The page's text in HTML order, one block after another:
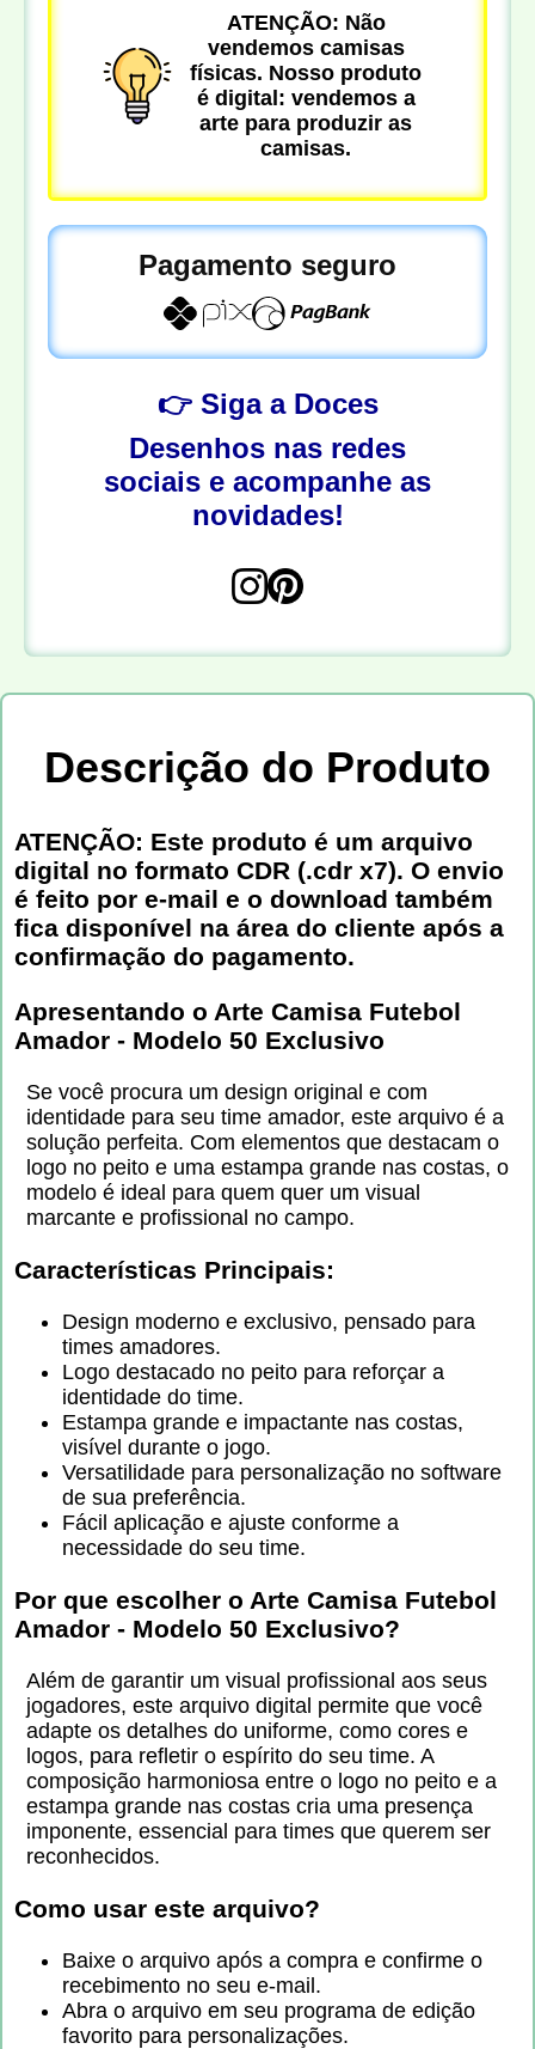
ATENÇÃO: Não
vendemos camisas
físicas. Nosso produto
é digital: vendemos a
arte para produzir as
camisas.
Pagamento seguro
👉 Siga a Doces
Desenhos nas redes
sociais e acompanhe as
novidades!
Descrição do Produto
ATENÇÃO: Este produto é um arquivo
digital no formato CDR (.cdr x7). O envio
é feito por e-mail e o download também
fica disponível na área do cliente após a
confirmação do pagamento.
Apresentando o Arte Camisa Futebol
Amador - Modelo 50 Exclusivo
Se você procura um design original e com
identidade para seu time amador, este arquivo é a
solução perfeita. Com elementos que destacam o
logo no peito e uma estampa grande nas costas, o
modelo é ideal para quem quer um visual
marcante e profissional no campo.
Características Principais:
Design moderno e exclusivo, pensado para
times amadores.
Logo destacado no peito para reforçar a
identidade do time.
Estampa grande e impactante nas costas,
visível durante o jogo.
Versatilidade para personalização no software
de sua preferência.
Fácil aplicação e ajuste conforme a
necessidade do seu time.
Por que escolher o Arte Camisa Futebol
Amador - Modelo 50 Exclusivo?
Além de garantir um visual profissional aos seus
jogadores, este arquivo digital permite que você
adapte os detalhes do uniforme, como cores e
logos, para refletir o espírito do seu time. A
composição harmoniosa entre o logo no peito e a
estampa grande nas costas cria uma presença
imponente, essencial para times que querem ser
reconhecidos.
Como usar este arquivo?
Baixe o arquivo após a compra e confirme o
recebimento no seu e-mail.
Abra o arquivo em seu programa de edição
favorito para personalizações.